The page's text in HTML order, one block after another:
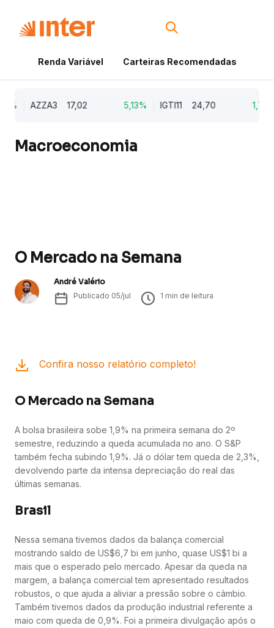
Renda Variável Carteiras Recomendadas
AZZA3 17,02 5,13% IGTI11 24,70 1,77%
Macroeconomia
O Mercado na Semana
André Valério
Publicado 05/jul 1 min de leitura
Confira nosso relatório completo!
O Mercado na Semana
A bolsa brasileira sobe 1,9% na primeira semana do 2º
semestre, reduzindo a queda acumulada no ano. O S&P
também fecha subindo 1,9%. Já o dólar tem queda de 2,3%,
devolvendo parte da intensa depreciação do real das
últimas semanas.
Brasil
Nessa semana tivemos dados da balança comercial
mostrando saldo de US$6,7 bi em junho, quase US$1 bi a
mais que o esperado pelo mercado. Apesar da queda na
margem, a balança comercial tem apresentado resultados
robustos, o que ajuda a aliviar a pressão sobre o câmbio.
Também tivemos dados da produção industrial referente a
maio com queda de 0,9%. Foi a primeira divulgação após o